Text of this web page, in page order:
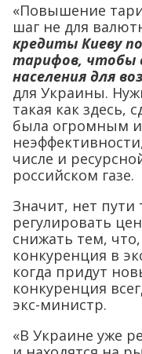
«Повышение
шаг не для
кредиты Киеву
тарифов, чтобы
населения для
для Украины.
такая как здесь,
была огромным
числе и
российском газе.
Значит, нет пути
регулировать
снижать тем,
конкуренция в
когда придут
конкуренция
экс-министр.
«В Украине уже